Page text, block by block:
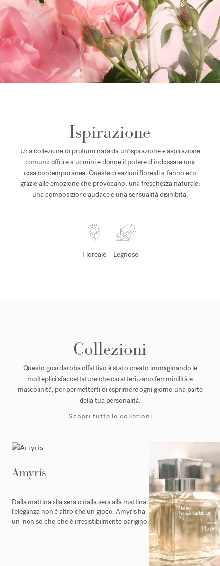
Ispirazione
Una collezione di profumi nata da un'ispirazione e aspirazione
comuni: offrire a uomini e donne il potere d'indossare una
rosa contemporanea. Queste creazioni floreali si fanno eco
grazie alle emozione che provocano, una freschezza naturale,
una composizione audace e una sensualità disinibita.
Floreale Legnoso
Collezioni
Questo guardaroba olfattivo è stato creato immaginando le
molteplici sfaccettature che caratterizzano femminilità e
mascolinità, per permetterti di esprimere ogni giorno una parte
della tua personalità.
Scopri tutte le collezioni
Amyris
Dalla mattina alla sera o dalla sera alla mattina:
l'eleganza non è altro che un gioco. Amyris ha
un 'non so che' che è irresistibilmente parigino.